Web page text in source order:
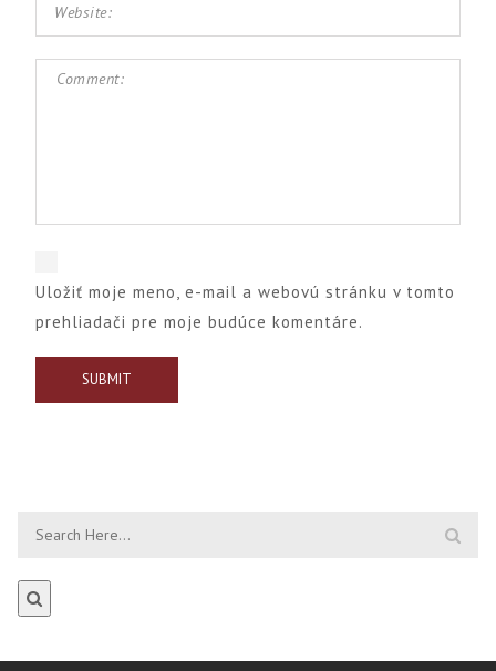
Uložiť moje meno, e-mail a webovú stránku v tomto
prehliadači pre moje budúce komentáre.